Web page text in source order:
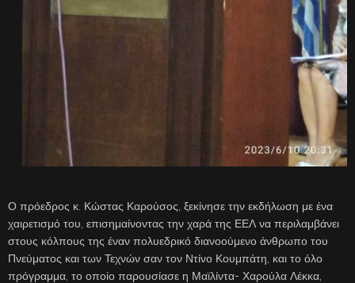
Ο πρόεδρος κ. Κώστας Καρούσος, ξεκίνησε την εκδήλωση με ένα
χαιρετισμό του, επισημαίνοντας την χαρά της ΕΕΛ να περιλαμβάνει
στους κόλπους της έναν πολυεδρικό διανοούμενο άνθρωπο του
Πνεύματος και των Τεχνών σαν τον Ντίνο Κουμπάτη, και το όλο
πρόγραμμα, το οποίο παρουσίασε η Μαϊλίντα- Χαρούλα Λέκκα,